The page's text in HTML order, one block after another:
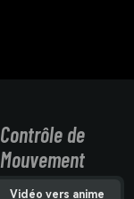
Contrôle de
Mouvement
Vidéo vers anime